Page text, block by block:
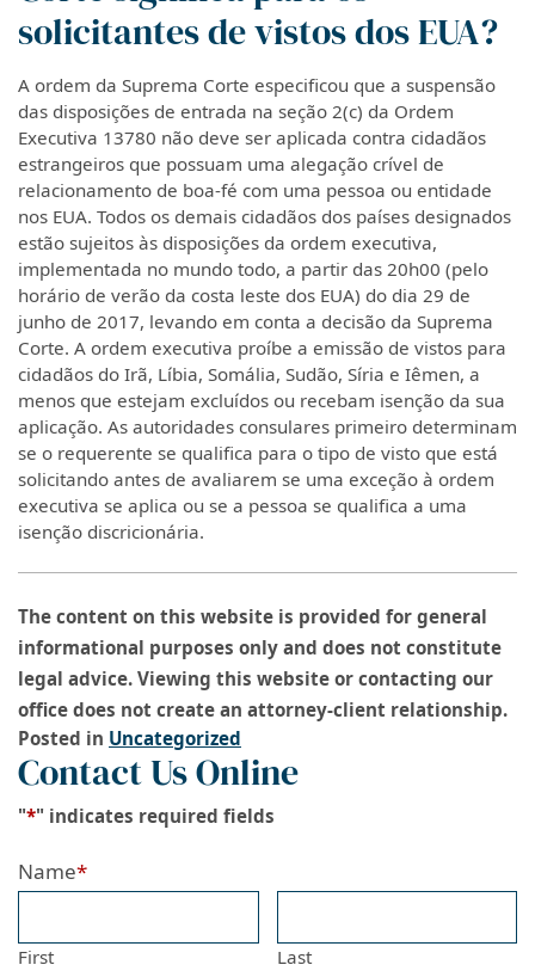
solicitantes de vistos dos EUA?
A ordem da Suprema Corte especificou que a suspensão
das disposições de entrada na seção 2(c) da Ordem
Executiva 13780 não deve ser aplicada contra cidadãos
estrangeiros que possuam uma alegação crível de
relacionamento de boa-fé com uma pessoa ou entidade
nos EUA. Todos os demais cidadãos dos países designados
estão sujeitos às disposições da ordem executiva,
implementada no mundo todo, a partir das 20h00 (pelo
horário de verão da costa leste dos EUA) do dia 29 de
junho de 2017, levando em conta a decisão da Suprema
Corte. A ordem executiva proíbe a emissão de vistos para
cidadãos do Irã, Líbia, Somália, Sudão, Síria e Iêmen, a
menos que estejam excluídos ou recebam isenção da sua
aplicação. As autoridades consulares primeiro determinam
se o requerente se qualifica para o tipo de visto que está
solicitando antes de avaliarem se uma exceção à ordem
executiva se aplica ou se a pessoa se qualifica a uma
isenção discricionária.
The content on this website is provided for general
informational purposes only and does not constitute
legal advice. Viewing this website or contacting our
office does not create an attorney-client relationship.
Posted in Uncategorized
Contact Us Online
"*" indicates required fields
Name*
First Last